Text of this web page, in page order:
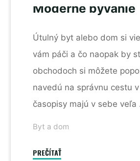
z
na
čo
staviť
výbere?"
Moderné bývanie
Útulný byt alebo dom si
vám páči a čo naopak by
obchodoch si môžete
navedú na správnu cestu
časopisy majú v sebe veľa
Byt a dom
PREČÍTAŤ"Moderné